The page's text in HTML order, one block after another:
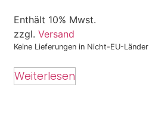
Enthält 10% Mwst.
zzgl. Versand
Keine Lieferungen in Nicht-EU-Länder
Weiterlesen